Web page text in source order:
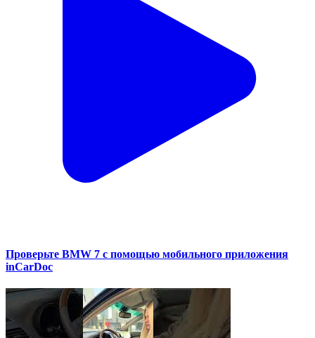
Проверьте BMW 7 с помощью мобильного приложения
inCarDoc